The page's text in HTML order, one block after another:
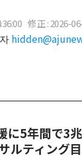
修正 : 2026-
に5年間で3
ルティング